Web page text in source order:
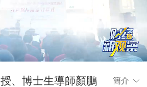
、博士生導師顏鵬
簡介